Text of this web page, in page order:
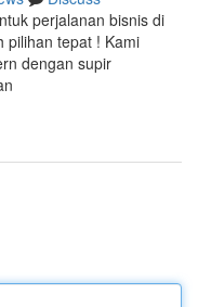
perjalanan bisnis di
pilihan tepat ! Kami
dengan supir